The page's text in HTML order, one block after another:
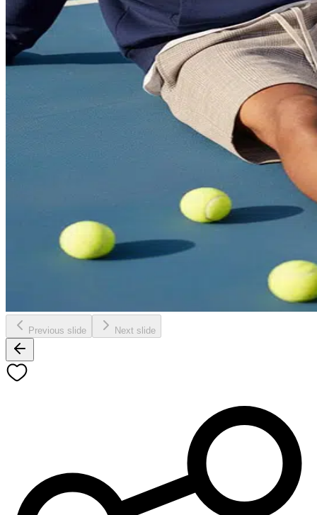
Previous slide Next slide